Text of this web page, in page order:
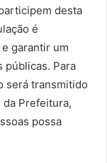
desta
é
garantir um
públicas. Para
será transmitido
da Prefeitura,
possa